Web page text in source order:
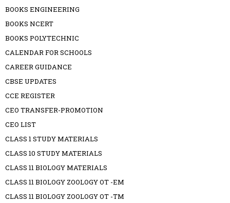
BOOKS ENGINEERING
BOOKS NCERT
BOOKS POLYTECHNIC
CALENDAR FOR SCHOOLS
CAREER GUIDANCE
CBSE UPDATES
CCE REGISTER
CEO TRANSFER-PROMOTION
CEO LIST
CLASS 1 STUDY MATERIALS
CLASS 10 STUDY MATERIALS
CLASS 11 BIOLOGY MATERIALS
CLASS 11 BIOLOGY ZOOLOGY OT -EM
CLASS 11 BIOLOGY ZOOLOGY OT -TM